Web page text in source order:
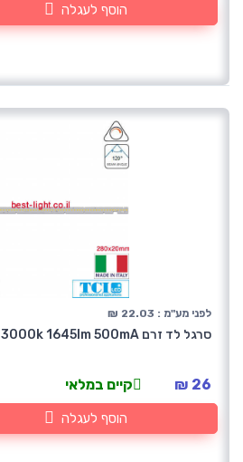
הוסף לעגלה
לפני מע"מ : 22.03 ₪
סרגל לד זרם TCI 280cm 12.5W 3000k 1645lm 500mA
26 ₪ קיים במלאי
הוסף לעגלה